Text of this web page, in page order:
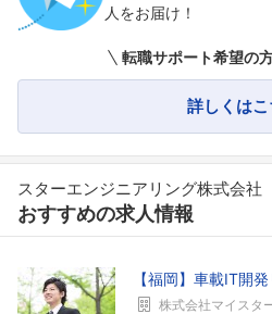
フォローし
こちらの企業もフォロ
人をお届け！
転職サポート希望の
詳しくはこ
スターエンジニアリング株式会社
おすすめの求人情報
【福岡】車載IT開
株式会社マイスタ